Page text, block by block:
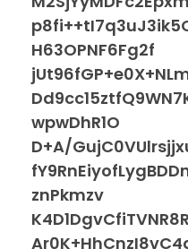
H63OPNF6Fg2f
wpwDhR1O
D+A/
znPkmzv